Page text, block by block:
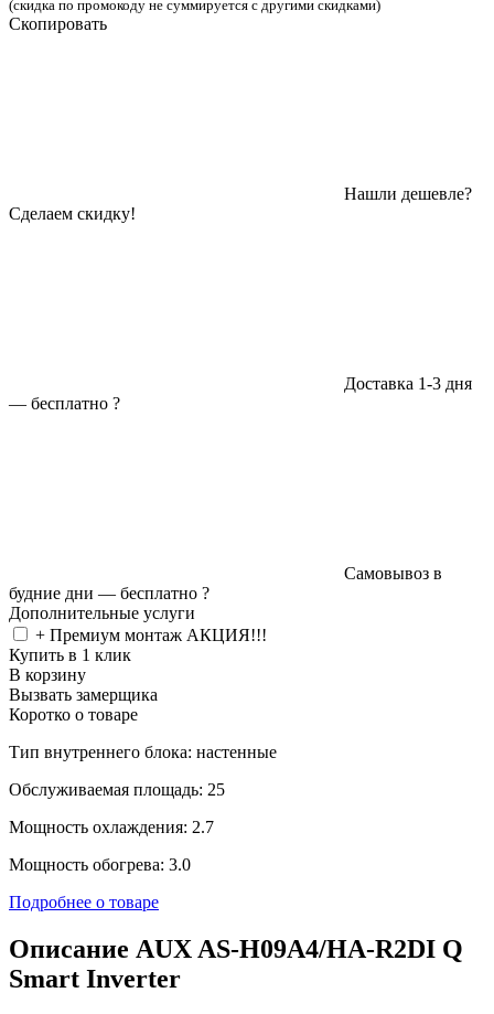
(скидка по промокоду не суммируется с другими скидками)
Скопировать
Нашли дешевле?
Сделаем скидку!
Доставка 1-3 дня
— бесплатно ?
Самовывоз в
будние дни — бесплатно ?
Дополнительные услуги
+ Премиум монтаж АКЦИЯ!!!
Купить в 1 клик
В корзину
Вызвать замерщика
Коротко о товаре
Тип внутреннего блока: настенные
Обслуживаемая площадь: 25
Мощность охлаждения: 2.7
Мощность обогрева: 3.0
Подробнее о товаре
Описание AUX AS-H09A4/HA-R2DI Q
Smart Inverter